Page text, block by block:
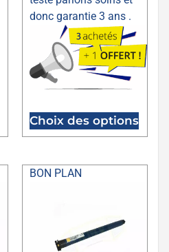
donc garantie 3 ans .
Choix des options
BON PLAN